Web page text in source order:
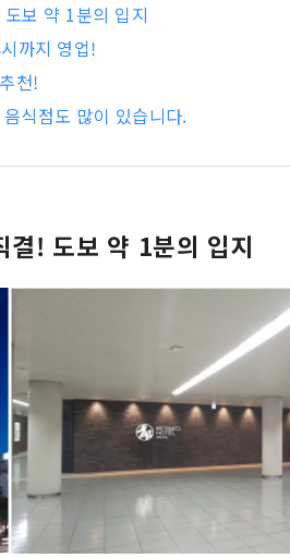
보 약 1분의 입지
까지 영업!
천!
식점도 많이 있습니다.
결! 도보 약 1분의 입지